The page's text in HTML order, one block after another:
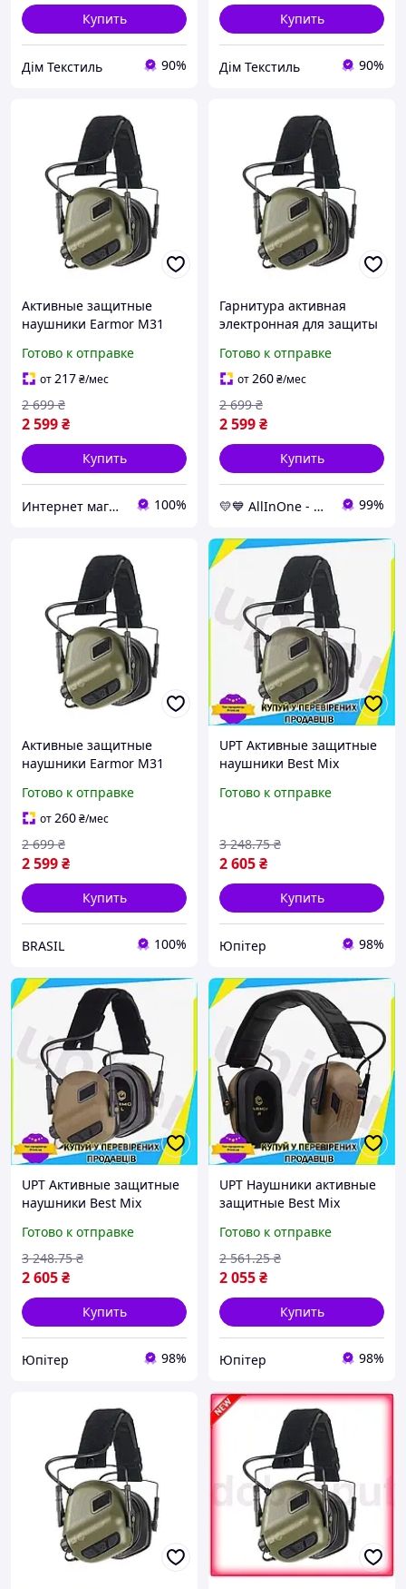
Купить
Дім Текстиль 90%
Купить
Дім Текстиль 90%
Активные защитные
наушники Earmor M31
Готово к отправке
от217₴/мес
2 599₴
2 699 ₴
Купить
Интернет магазин ВСЕМ ОПТ 100%
Гарнитура активная
электронная для защиты
оливковый AllInOne -
market-without-queues-
Готово к отправке
от260₴/мес
2 599₴
2 699 ₴
Купить
💛💙 AllInOne - находи все необходимое в одном магазине! 99%
Активные защитные
наушники Earmor M31
Готово к отправке
от260₴/мес
2 599₴
2 699 ₴
Купить
BRASIL 100%
UPT Активные защитные
наушники Best Mix
оливковые для стрельбы
на UPT66-B
Готово к отправке
2 605₴
3 248.75 ₴
Купить
Юпітер 98%
UPT Активные защитные
наушники Best Mix
охоты взрослых
шумоподавление
комфортные UPT66-B
Готово к отправке
2 605₴
3 248.75 ₴
Купить
Юпітер 98%
UPT Наушники активные
защитные Best Mix
стрельбы охотничьи
тактические
звукоподавля UPT66-B
Готово к отправке
2 055₴
2 561.25 ₴
Купить
Юпітер 98%